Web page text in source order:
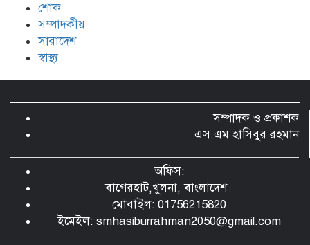
শোক
সম্পাদকীয়
সারাদেশ
স্বাস্থ্য
সম্পাদক ও প্রকাশক
এস.এম হাসিবুর রহমান
অফিস:
বাগেরহাট,খুলনা, বাংলাদেশ।
মোবাইল: 01756215820
ইমেইল: smhasiburrahman2050@gmail.com